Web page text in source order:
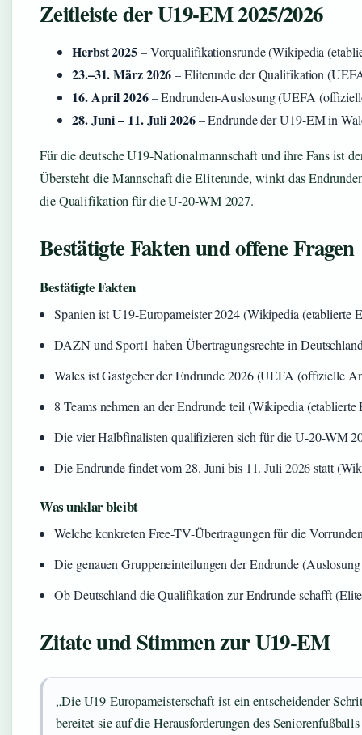
Zeitleiste der U19-EM 2025/2026
Herbst 2025– Vorqualifikationsrunde (Wikipedia
23.–31. März 2026– Eliterunde der Qualifikation
16. April 2026– Endrunden-Auslosung (UEFA
28. Juni – 11. Juli 2026– Endrunde der U19-EM in
Für die deutsche U19-Nationalmannschaft und ihre Fans ist
Übersteht die Mannschaft die Eliterunde, winkt das
die Qualifikation für die U-20-WM 2027.
Bestätigte Fakten und offene Fragen
Bestätigte Fakten
Spanien ist U19-Europameister 2024 (Wikipedia (etablierte
DAZN und Sport1 haben Übertragungsrechte in
Wales ist Gastgeber der Endrunde 2026 (UEFA (offizielle
8 Teams nehmen an der Endrunde teil (Wikipedia
Die vier Halbfinalisten qualifizieren sich für die U-20-WM
Die Endrunde findet vom 28. Juni bis 11. Juli 2026 statt
Was unklar bleibt
Welche konkreten Free-TV-Übertragungen für die
Die genauen Gruppeneinteilungen der Endrunde
Ob Deutschland die Qualifikation zur Endrunde schafft
Zitate und Stimmen zur U19-EM
„Die U19-Europameisterschaft ist ein entscheidender
bereitet sie auf die Herausforderungen des